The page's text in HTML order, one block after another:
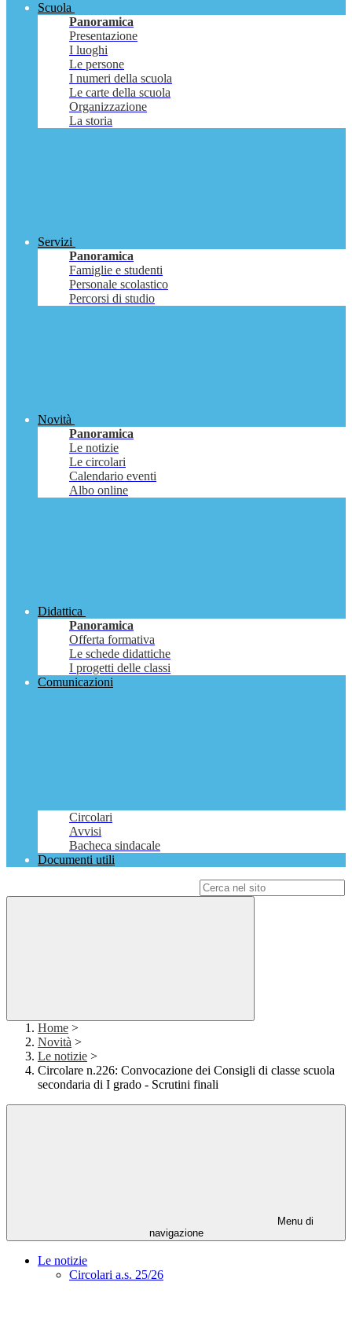
Scuola
Panoramica
Presentazione
I luoghi
Le persone
I numeri della scuola
Le carte della scuola
Organizzazione
La storia
Servizi
Panoramica
Famiglie e studenti
Personale scolastico
Percorsi di studio
Novità
Panoramica
Le notizie
Le circolari
Calendario eventi
Albo online
Didattica
Panoramica
Offerta formativa
Le schede didattiche
I progetti delle classi
Comunicazioni
Circolari
Avvisi
Bacheca sindacale
Documenti utili
Home >
Novità >
Le notizie >
Circolare n.226: Convocazione dei Consigli di classe scuola
secondaria di I grado - Scrutini finali
Menu di
navigazione
Le notizie
Circolari a.s. 25/26